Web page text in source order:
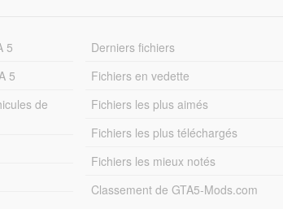
5
5
de
Derniers fichiers
Fichiers en vedette
Fichiers les plus aimés
Fichiers les plus téléchargés
Fichiers les mieux notés
Classement de GTA5-Mods.com